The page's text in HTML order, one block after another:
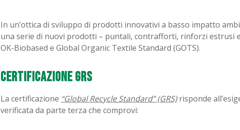
In un’ottica di sviluppo di prodotti innovativi a basso impatto
una serie di nuovi prodotti – puntali, contrafforti, rinforzi estrusi
OK-Biobased e Global Organic Textile Standard (GOTS).
Certificazione GRS
La certificazione “Global Recycle Standard” (GRS)risponde
verificata da parte terza che comprovi: